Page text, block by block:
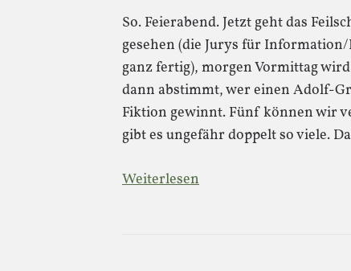
So. Feierabend. Jetzt geht das
gesehen (die Jurys für
ganz fertig), morgen Vormittag
dann abstimmt, wer einen Adolf-
Fiktion gewinnt. Fünf können wir
gibt es ungefähr doppelt so viele.
Weiterlesen